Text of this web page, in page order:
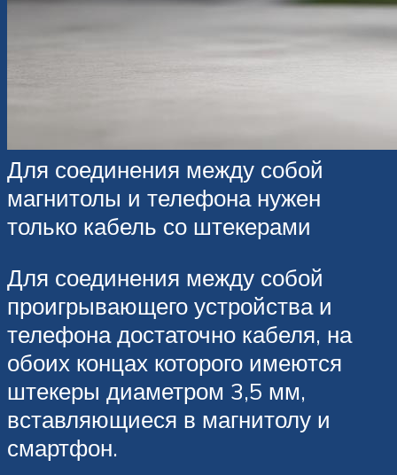
Для соединения между собой
магнитолы и телефона нужен
только кабель со штекерами
Для соединения между собой
проигрывающего устройства и
телефона достаточно кабеля, на
обоих концах которого имеются
штекеры диаметром 3,5 мм,
вставляющиеся в магнитолу и
смартфон.